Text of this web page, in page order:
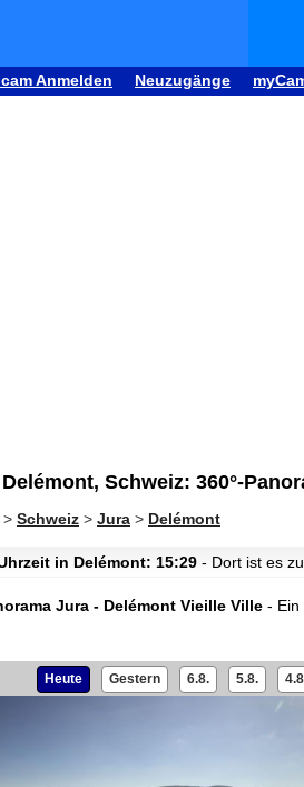
Anmelden Neuzugänge
Schweiz: 360°-
> Schweiz > Jura > Delémont
in Delémont: 15:29 - Dort ist es
Jura - Delémont Vieille Ville - Ein
Heute Gestern 6.8. 5.8.